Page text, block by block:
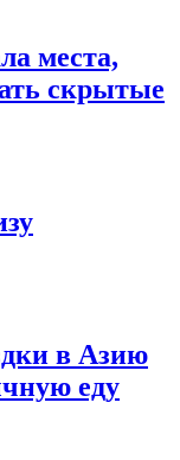
места,
скрытые
в Азию
еду